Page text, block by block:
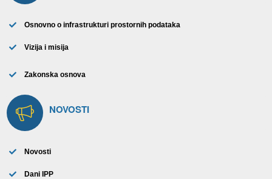
Osnovno o infrastrukturi prostornih podataka
Vizija i misija
Zakonska osnova
NOVOSTI
Novosti
Dani IPP